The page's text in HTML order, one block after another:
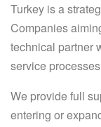
Turkey is a
Companies
technical partner
service
We provide full
entering or